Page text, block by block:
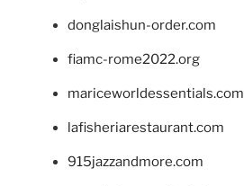
donglaishun-order.com
fiamc-rome2022.org
mariceworldessentials.com
lafisheriarestaurant.com
915jazzandmore.com